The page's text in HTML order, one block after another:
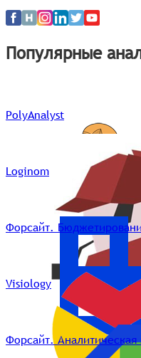
Популярные
PolyAnalyst
Loginom
Форсайт.
Visiology
Форсайт.